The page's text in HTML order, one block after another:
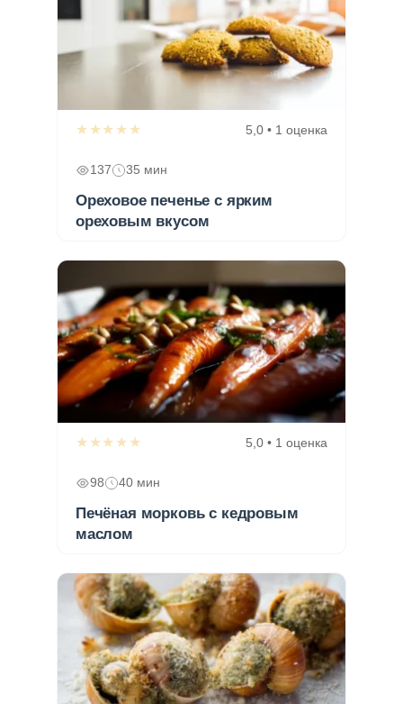
★★★★★ 5,0 • 1 оценка
137 35 мин
Ореховое печенье с ярким
ореховым вкусом
★★★★★ 5,0 • 1 оценка
98 40 мин
Печёная морковь с кедровым
маслом